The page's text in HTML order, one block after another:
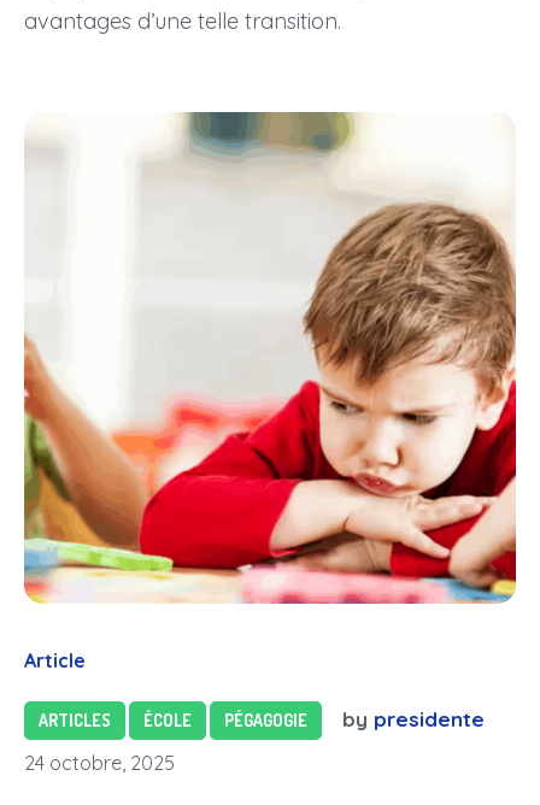
avantages d’une telle transition.
Article
ARTICLES ÉCOLE PÉGAGOGIE by presidente
24 octobre, 2025